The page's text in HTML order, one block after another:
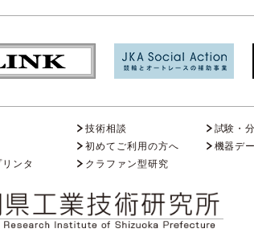
技術相談 試験・
初めてご利用の方へ 機器デ
ンタ
クラファン型研究